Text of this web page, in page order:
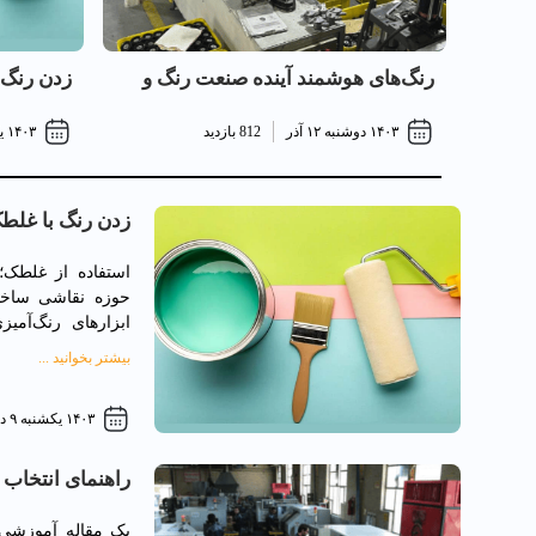
رنگ‌های هوشمند آینده صنعت رنگ و
۱۴۰۳ دوشنبه ۱۲ آذر 812 بازدید
زدن رنگ
غلطک
۱۴۰۳ يکشنبه ۹ دي
زدن رنگ با
حوزه نقاشی
ابزارهای
حرفه‌ای در
دانست که به
انتخاب نوع
فرایند
بیشتر بخوانید ...
۱۴۰۳ يکشنبه ۹ دي
راهنمای
یک مقاله